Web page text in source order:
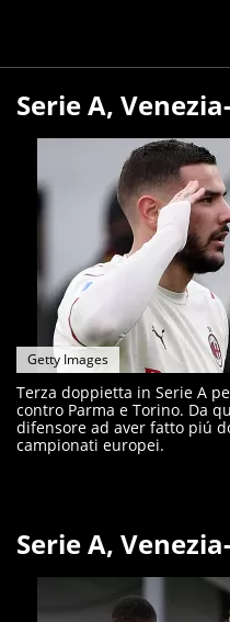
Serie A,
Getty Images
Terza doppietta in Serie A
contro Parma e Torino. Da
difensore ad aver fatto piú
campionati europei.
Serie A,